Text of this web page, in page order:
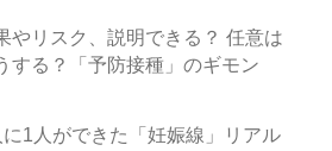
やリスク、説明できる？ 任意は
する？「予防接種」のギモン
1人ができた「妊娠線」リアル